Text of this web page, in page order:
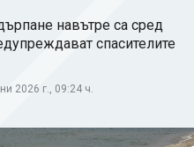
навътре са сред
спасителите
2026 г., 09:24 ч.